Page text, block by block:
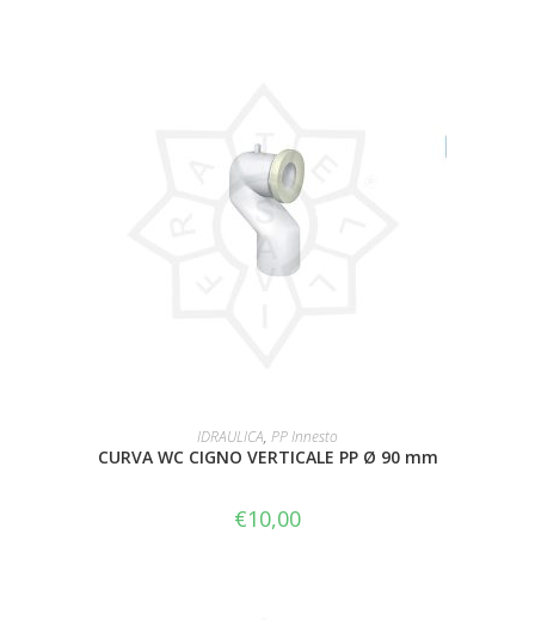
AGGIUNGI AL CARRELLO
IDRAULICA, PP Innesto
CURVA WC CIGNO VERTICALE PP Ø 90 mm
€10,00